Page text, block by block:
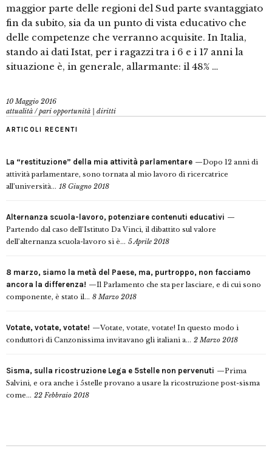
maggior parte delle regioni del Sud parte svantaggiato
fin da subito, sia da un punto di vista educativo che
delle competenze che verranno acquisite. In Italia,
stando ai dati Istat, per i ragazzi tra i 6 e i 17 anni la
situazione è, in generale, allarmante: il 48% …
10 Maggio 2016
attualità /pari opportunità | diritti
ARTICOLI RECENTI
La “restituzione” della mia attività parlamentare
Dopo 12 anni di
attività parlamentare, sono tornata al mio lavoro di ricercatrice
all’università... 18 Giugno 2018
Alternanza scuola-lavoro, potenziare contenuti educativi
Partendo dal caso dell’Istituto Da Vinci, il dibattito sul valore
dell’alternanza scuola-lavoro si è... 5 Aprile 2018
8 marzo, siamo la metà del Paese, ma, purtroppo, non facciamo
ancora la differenza!
Il Parlamento che sta per lasciare, e di cui sono
componente, è stato il... 8 Marzo 2018
Votate, votate, votate!
Votate, votate, votate! In questo modo i
conduttori di Canzonissima invitavano gli italiani a... 2 Marzo 2018
Sisma, sulla ricostruzione Lega e 5stelle non pervenuti
Prima
Salvini, e ora anche i 5stelle provano a usare la ricostruzione post-sisma
come... 22 Febbraio 2018